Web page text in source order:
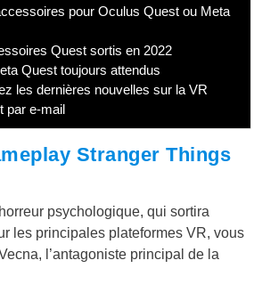
pour Oculus Quest ou Meta
Quest sortis en 2022
Quest toujours attendus
les dernières nouvelles sur la VR
par e-mail
Stranger Things
psychologique, qui sortira
les principales plateformes VR, vous
l’antagoniste principal de la